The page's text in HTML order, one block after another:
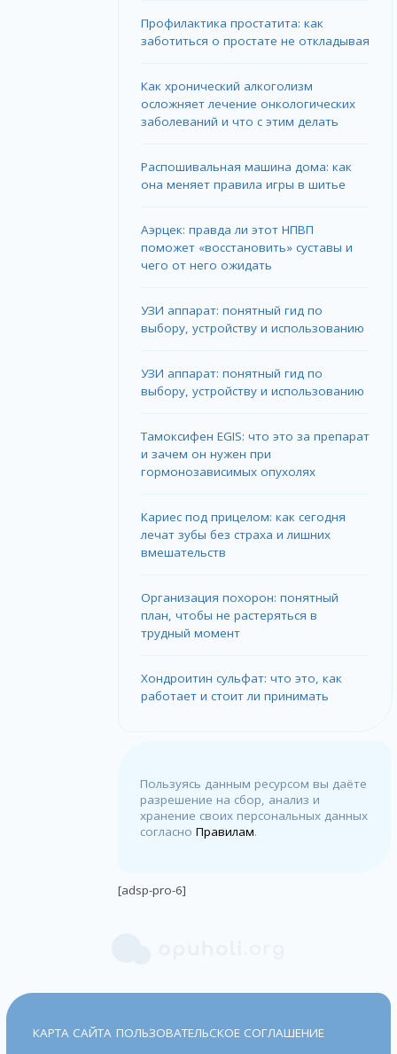
Профилактика простатита: как
заботиться о простате не откладывая
Как хронический алкоголизм
осложняет лечение онкологических
заболеваний и что с этим делать
Распошивальная машина дома: как
она меняет правила игры в шитье
Аэрцек: правда ли этот НПВП
поможет «восстановить» суставы и
чего от него ожидать
УЗИ аппарат: понятный гид по
выбору, устройству и использованию
УЗИ аппарат: понятный гид по
выбору, устройству и использованию
Тамоксифен EGIS: что это за препарат
и зачем он нужен при
гормонозависимых опухолях
Кариес под прицелом: как сегодня
лечат зубы без страха и лишних
вмешательств
Организация похорон: понятный
план, чтобы не растеряться в
трудный момент
Хондроитин сульфат: что это, как
работает и стоит ли принимать
Пользуясь данным ресурсом вы даёте
разрешение на сбор, анализ и
хранение своих персональных данных
согласноПравилам.
[adsp-pro-6]
КАРТА САЙТА ПОЛЬЗОВАТЕЛЬСКОЕ СОГЛАШЕНИЕ